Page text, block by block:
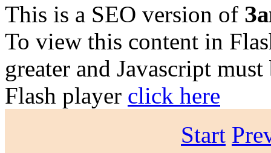
This is a SEO version of
To view this content in
greater and Javascript
Flash player click here
Start